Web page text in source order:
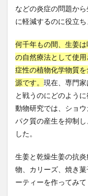
山田真由美 山
岩盤浴
岩盤浴
嶋津良智
巌流
巌流島上陸認定証
川上幸生
工場
左翼の活動
左
市場調査
帝
帰化申請
帰国
年間休日少ない
1.5
トマ
1.6
サー
モン
と他
性の
魚
1.7
2
まと
め
などの炎症の問題か
に軽減するのに役立ち
何千年もの間、生姜
の自然療法として使
症性の植物化学物質
源です。 現在、専門
と戦うのにどのよう
動物研究では、ショ
パク質の産生を抑制
した。
生姜と乾燥生姜の抗
物、カリーズ、焼き
ーティーを作ってみて